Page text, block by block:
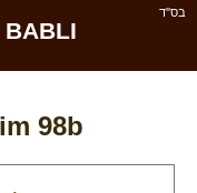
בס''ד
BABLI
98b